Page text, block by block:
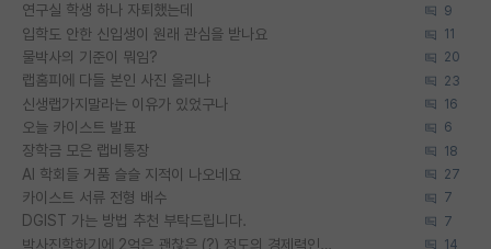
연구실 학생 하나 자퇴했는데 9
입학도 안한 신입생이 원래 관심을 받나요 11
물박사의 기준이 뭐임? 20
랩홈피에 다들 본인 사진 올리냐 23
신생랩가지말라는 이유가 있었구나 16
오늘 카이스트 발표 6
장학금 모은 랩비통장 18
AI 학회들 거품 슬슬 지적이 나오네요 27
카이스트 서류 전형 배수 7
DGIST 가는 방법 추천 부탁드립니다. 7
박사진학하기에 2억은 괜찮은 (?) 정도의 경제력인가요 14